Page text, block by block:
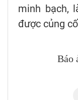
minh bạch,
được củng
Báo